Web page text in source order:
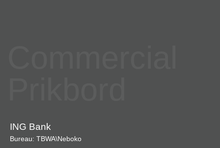
ING Bank
Bureau: TBWA\Neboko